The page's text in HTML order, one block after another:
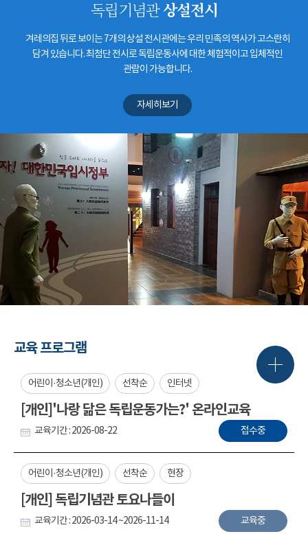
독립기념관상설전시
겨레의집 뒤로 보이는 7개의 상설 전시관에는 우리 민족의 역사가 고스란히
담겨 있습니다. 최첨단 전시로 독립운동사에 대한 체험적이고 입체적인
관람이 가능합니다.
자세히보기
교육 프로그램
어린이·청소년(개인) 선착순 인터넷
[개인]'나랑 닮은 독립운동가는?' 온라인교육
교육기간 : 2026-08-22 접수중
어린이·청소년(개인) 선착순 현장
[개인] 독립기념관 토요나들이
교육기간 : 2026-03-14 ~2026-11-14 교육중